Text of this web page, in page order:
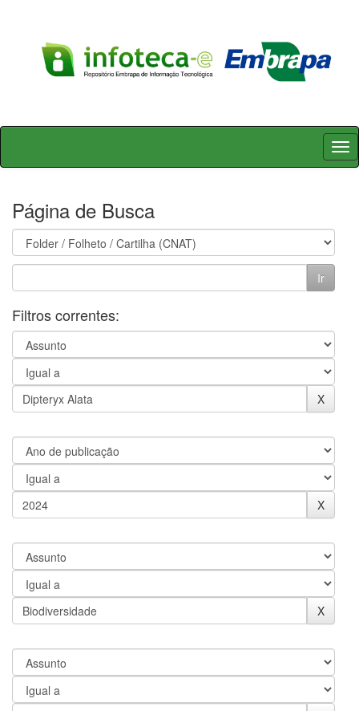
Skip
Página de Busca
Filtros correntes: